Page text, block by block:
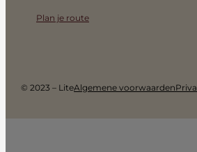
Plan je route
© 2023 – LiteAlgemene voorwaarden